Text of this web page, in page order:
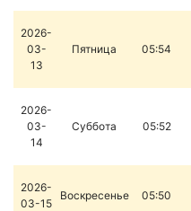
2026-
03-
13
Пятница 05:54
2026-
03-
14
Суббота 05:52
2026-
03-15
Воскресенье 05:50